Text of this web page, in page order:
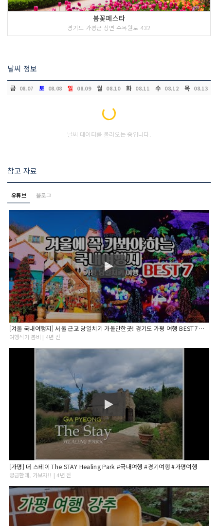
봄꽃페스타
경기도 가평군 상면 수목원로 432
날씨 정보
금 08.07 토 08.08 일 08.09 월 08.10 화 08.11 수 08.12 목 08.13
Loading...
날씨 데이터를 불러오는 중입니다.
참고 자료
유튜브 블로그
[겨울 국내여행지] 서울 근교 당일치기 가볼만한곳! 경기도 가평 여행 BEST7 아침고요수목원/오색별빛정원전
여행작가 봄비 | 4년 전
[가평] 더 스테이 The STAY Healing Park #국내여행 #경기여행 #가평여행
궁금한데, 가보자!! | 4년 전